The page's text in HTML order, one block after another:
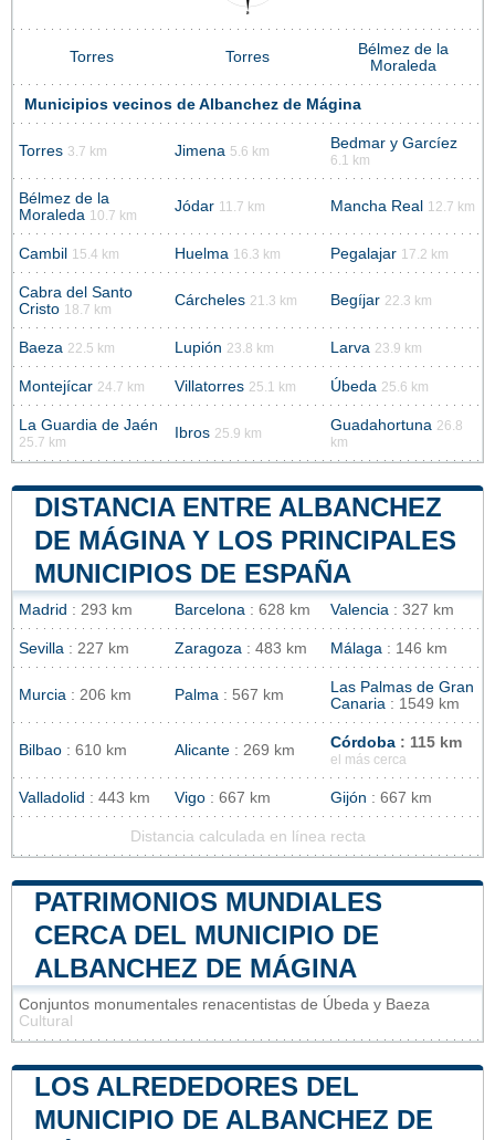
Torres Torres
Bélmez de la
Moraleda
Municipios vecinos de Albanchez de Mágina
Torres 3.7 km Jimena 5.6 km Bedmar y Garcíez
6.1 km
Bélmez de la
Moraleda 10.7 km
Jódar 11.7 km Mancha Real 12.7 km
Cambil 15.4 km Huelma 16.3 km Pegalajar 17.2 km
Cabra del Santo
Cristo 18.7 km
Cárcheles 21.3 km Begíjar 22.3 km
Baeza 22.5 km Lupión 23.8 km Larva 23.9 km
Montejícar 24.7 km Villatorres 25.1 km Úbeda 25.6 km
La Guardia de Jaén
25.7 km
Ibros 25.9 km Guadahortuna 26.8
km
DISTANCIA ENTRE ALBANCHEZ
DE MÁGINA Y LOS PRINCIPALES
MUNICIPIOS DE ESPAÑA
Madrid : 293 km Barcelona : 628 km Valencia : 327 km
Sevilla : 227 km Zaragoza : 483 km Málaga : 146 km
Murcia : 206 km Palma : 567 km
Las Palmas de Gran
Canaria : 1549 km
Bilbao : 610 km Alicante : 269 km Córdoba : 115 km
el más cerca
Valladolid : 443 km Vigo : 667 km Gijón : 667 km
Distancia calculada en línea recta
PATRIMONIOS MUNDIALES
CERCA DEL MUNICIPIO DE
ALBANCHEZ DE MÁGINA
Conjuntos monumentales renacentistas de Úbeda y Baeza
Cultural
LOS ALREDEDORES DEL
MUNICIPIO DE ALBANCHEZ DE